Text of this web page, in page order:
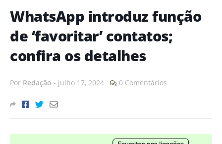
WhatsApp introduz função
de ‘favoritar’ contatos;
confira os detalhes
Por Redação - julho 17, 2024 0 Comentários